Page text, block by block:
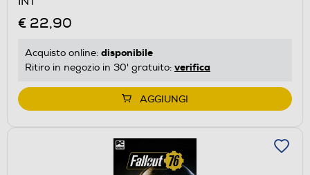
€ 22,90
Acquisto online: disponibile
Ritiro in negozio in 30' gratuito: verifica
AGGIUNGI